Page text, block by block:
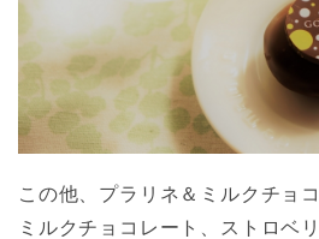
この他、プラリネ＆ミルクチョ
ミルクチョコレート、ストロベ